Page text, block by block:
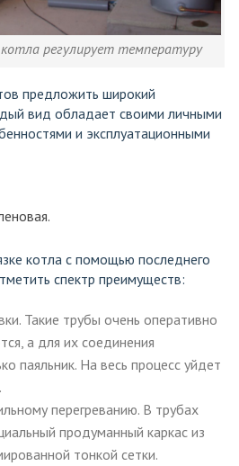
регулирует температуру
предложить широкий
вид обладает своими личными
и эксплуатационными
котла с помощью последнего
спектр преимуществ:
Такие трубы очень оперативно
а для их соединения
паяльник. На весь процесс уйдет
перегреванию. В трубах
продуманный каркас из
тонкой сетки.